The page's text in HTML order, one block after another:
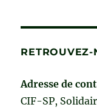
RETROUVEZ-
Adresse de
CIF-SP,